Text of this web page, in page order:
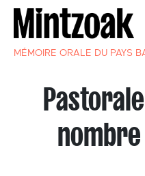
MÉMOIRE ORALE DU PAYS